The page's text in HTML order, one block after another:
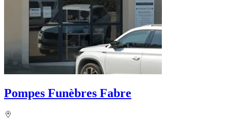
Pompes Funèbres Fabre